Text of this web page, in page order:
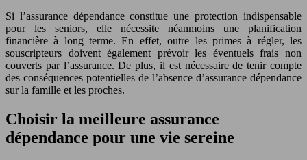
Si l’assurance dépendance constitue une protection indispensable
pour les seniors, elle nécessite néanmoins une planification
financière à long terme. En effet, outre les primes à régler, les
souscripteurs doivent également prévoir les éventuels frais non
couverts par l’assurance. De plus, il est nécessaire de tenir compte
des conséquences potentielles de l’absence d’assurance dépendance
sur la famille et les proches.
Choisir la meilleure assurance
dépendance pour une vie sereine